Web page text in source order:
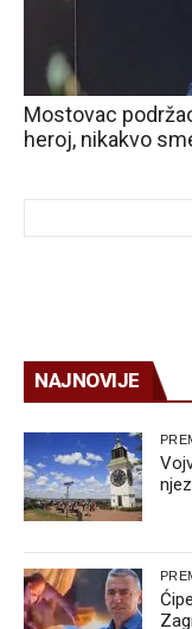
Mostovac
heroj, nikakvo
NAJNOVIJE